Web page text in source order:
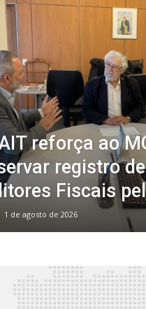
reforça ao
registro
Fiscais
1 de agosto de 2026